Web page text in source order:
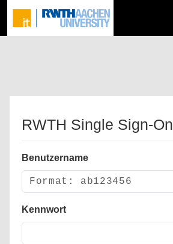
RWTH Single Sign-On
Benutzername
Kennwort